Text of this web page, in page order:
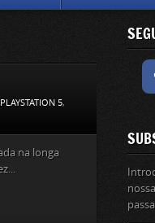
PLAYSTATION 5,
na longa